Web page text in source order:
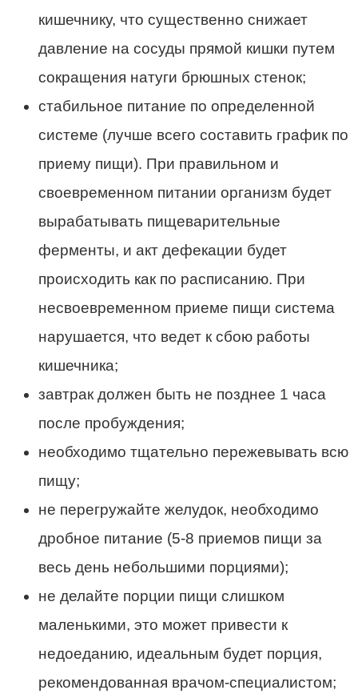
кишечнику, что существенно снижает
давление на сосуды прямой кишки путем
сокращения натуги брюшных стенок;
стабильное питание по определенной
системе (лучше всего составить график по
приему пищи). При правильном и
своевременном питании организм будет
вырабатывать пищеварительные
ферменты, и акт дефекации будет
происходить как по расписанию. При
несвоевременном приеме пищи система
нарушается, что ведет к сбою работы
кишечника;
завтрак должен быть не позднее 1 часа
после пробуждения;
необходимо тщательно пережевывать всю
пищу;
не перегружайте желудок, необходимо
дробное питание (5-8 приемов пищи за
весь день небольшими порциями);
не делайте порции пищи слишком
маленькими, это может привести к
недоеданию, идеальным будет порция,
рекомендованная врачом-специалистом;